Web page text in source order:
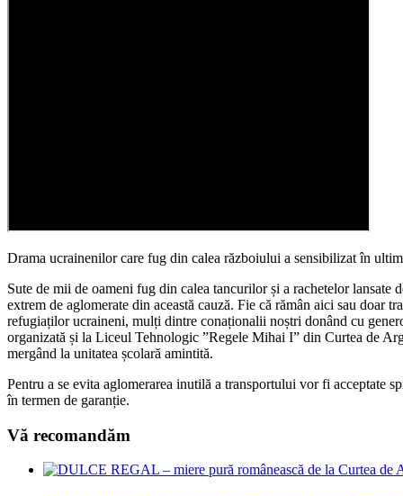
Drama ucrainenilor care fug din calea războiului a sensibilizat în
Sute de mii de oameni fug din calea tancurilor și a rachetelor lansate
extrem de aglomerate din această cauză. Fie că rămân aici sau
refugiaților ucraineni, mulți dintre conaționalii noștri donând cu
organizată și la Liceul Tehnologic ”Regele Mihai I” din Curtea de
mergând la unitatea școlară amintită.
Pentru a se evita aglomerarea inutilă a transportului vor fi acceptate
în termen de garanție.
Vă recomandăm